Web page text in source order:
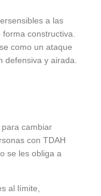
a las
constructiva.
como un ataque
defensiva y airada.
cambiar
con TDAH
se les obliga a
al límite,